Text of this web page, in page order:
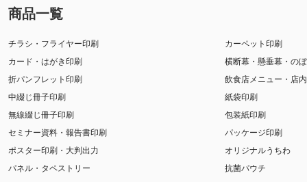
商品一覧
チラシ・フライヤー印刷
カード・はがき印刷
折パンフレット印刷
中綴じ冊子印刷
無線綴じ冊子印刷
セミナー資料・報告書印刷
ポスター印刷・大判出力
パネル・タペストリー
カーペット印刷
横断幕・懸垂幕・の
飲食店メニュー・店
紙袋印刷
包装紙印刷
パッケージ印刷
オリジナルうちわ
抗菌パウチ